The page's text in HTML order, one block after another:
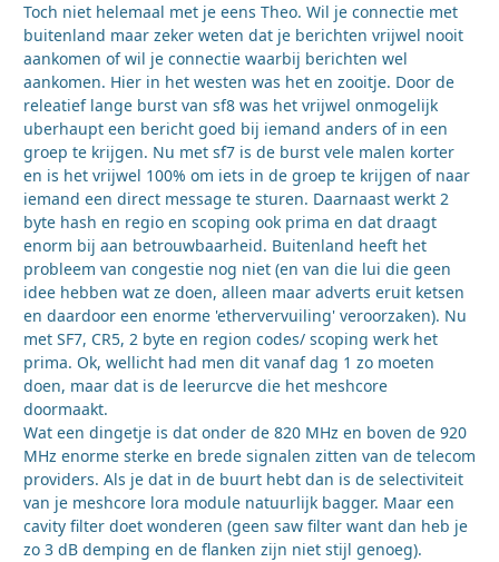
Toch niet helemaal met je eens Theo. Wil je connectie met
buitenland maar zeker weten dat je berichten vrijwel nooit
aankomen of wil je connectie waarbij berichten wel
aankomen. Hier in het westen was het en zooitje. Door de
releatief lange burst van sf8 was het vrijwel onmogelijk
uberhaupt een bericht goed bij iemand anders of in een
groep te krijgen. Nu met sf7 is de burst vele malen korter
en is het vrijwel 100% om iets in de groep te krijgen of naar
iemand een direct message te sturen. Daarnaast werkt 2
byte hash en regio en scoping ook prima en dat draagt
enorm bij aan betrouwbaarheid. Buitenland heeft het
probleem van congestie nog niet (en van die lui die geen
idee hebben wat ze doen, alleen maar adverts eruit ketsen
en daardoor een enorme 'ethervervuiling' veroorzaken). Nu
met SF7, CR5, 2 byte en region codes/ scoping werk het
prima. Ok, wellicht had men dit vanaf dag 1 zo moeten
doen, maar dat is de leerurcve die het meshcore
doormaakt.
Wat een dingetje is dat onder de 820 MHz en boven de 920
MHz enorme sterke en brede signalen zitten van de telecom
providers. Als je dat in de buurt hebt dan is de selectiviteit
van je meshcore lora module natuurlijk bagger. Maar een
cavity filter doet wonderen (geen saw filter want dan heb je
zo 3 dB demping en de flanken zijn niet stijl genoeg).